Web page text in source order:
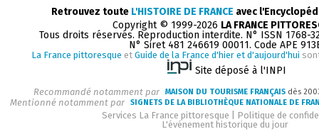
Retrouvez toute L'HISTOIRE DE FRANCE avec
Copyright © 1999-2026 LA FRANCE
Tous droits réservés. Reproduction interdite. N° ISSN 1768-
N° Siret 481 246619 00011. Code APE
La France pittoresque et Guide de la France d'hier et d'aujourd'hui
Site déposé à l'INPI
Recommandé notamment par MAISON DU TOURISME FRANÇAIS dès
Mentionné notamment par SIGNETS DE LA BIBLIOTHÈQUE NATIONALE DE
Services La France pittoresque
Politique de
L'événement historique du jour